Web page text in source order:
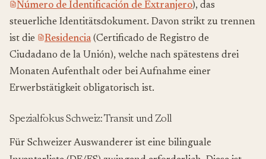
Número de Identificación de Extranjero), das
steuerliche Identitätsdokument. Davon strikt zu trennen
ist die
Residencia(Certificado de Registro de
Ciudadano de la Unión), welche nach spätestens drei
Monaten Aufenthalt oder bei Aufnahme einer
Erwerbstätigkeit obligatorisch ist.
Spezialfokus Schweiz: Transit und Zoll
Für Schweizer Auswanderer ist eine bilinguale